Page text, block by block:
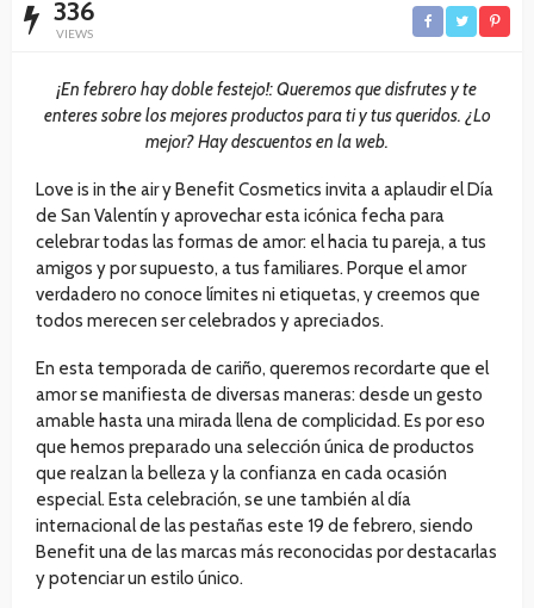
336
VIEWS
¡En febrero hay doble festejo!: Queremos que disfrutes y te
enteres sobre los mejores productos para ti y tus queridos. ¿Lo
mejor? Hay descuentos en la web.
Love is in the air y Benefit Cosmetics invita a aplaudir el Día
de San Valentín y aprovechar esta icónica fecha para
celebrar todas las formas de amor: el hacia tu pareja, a tus
amigos y por supuesto, a tus familiares. Porque el amor
verdadero no conoce límites ni etiquetas, y creemos que
todos merecen ser celebrados y apreciados.
En esta temporada de cariño, queremos recordarte que el
amor se manifiesta de diversas maneras: desde un gesto
amable hasta una mirada llena de complicidad. Es por eso
que hemos preparado una selección única de productos
que realzan la belleza y la confianza en cada ocasión
especial. Esta celebración, se une también al día
internacional de las pestañas este 19 de febrero, siendo
Benefit una de las marcas más reconocidas por destacarlas
y potenciar un estilo único.